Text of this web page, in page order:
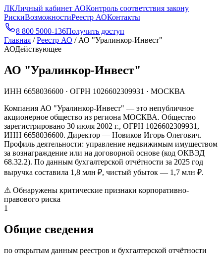
ЛКЛичный кабинет АОКонтроль соответствия закону
РискиВозможностиРеестр АОКонтакты
8 800 5000-136Получить доступ
Главная /Реестр АО / АО "Уралинкор-Инвест"
АОДействующее
АО "Уралинкор-Инвест"
ИНН 6658036600 · ОГРН 1026602309931 · МОСКВА
Компания АО "Уралинкор-Инвест" — это непубличное
акционерное общество из региона МОСКВА. Общество
зарегистрировано 30 июля 2002 г., ОГРН 1026602309931,
ИНН 6658036600. Директор — Новиков Игорь Олегович.
Профиль деятельности: управление недвижимым имуществом
за вознаграждение или на договорной основе (код ОКВЭД
68.32.2). По данным бухгалтерской отчётности за 2025 год
выручка составила 1,8 млн ₽, чистый убыток — 1,7 млн ₽.
⚠ Обнаружены критические признаки корпоративно-
правового риска
1
Общие сведения
по открытым данным реестров и бухгалтерской отчётности